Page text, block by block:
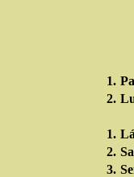
1.
2.
1.
2.
3.